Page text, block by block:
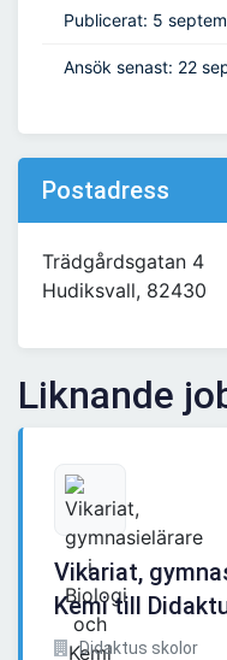
Publicerat: 5
Ansök senast: 22
Postadress
Trädgårdsgatan 4
Hudiksvall, 82430
Liknande
Vikariat,
Kemi till
Didaktus skolor